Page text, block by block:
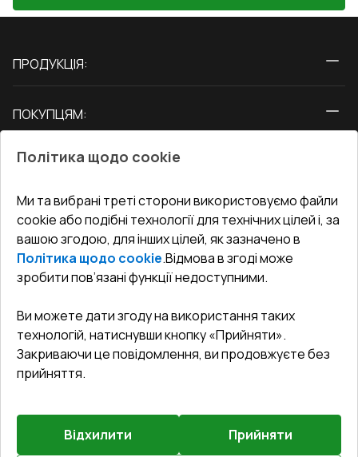
ПРОДУКЦІЯ:
Двері
ПОКУПЦЯМ:
Блог
Адреса гіпермаркета
Як правильно заміряти вікна
СЕРВІС ТА ОБЛУГОВУВАННЯ:
Доставка і Оплата
Гарантія та Сервіс
Повернення товару
Договір публічної оферти
КОНТАКТИ
Офіс:Україна, м. Вінниця, вул. Келецька 60 кв. 61
undefined(undefined)
©2026 Всі права захищені.
Політика щодо cookie
Ми та вибрані треті сторони використовуємо файли
cookie або подібні технології для технічних цілей і, за
вашою згодою, для інших цілей, як зазначено в
Політика щодо cookie.Відмова в згоді може
зробити пов’язані функції недоступними.
Ви можете дати згоду на використання таких
технологій, натиснувши кнопку «Прийняти».
Закриваючи це повідомлення, ви продовжуєте без
прийняття.
Відхилити Прийняти